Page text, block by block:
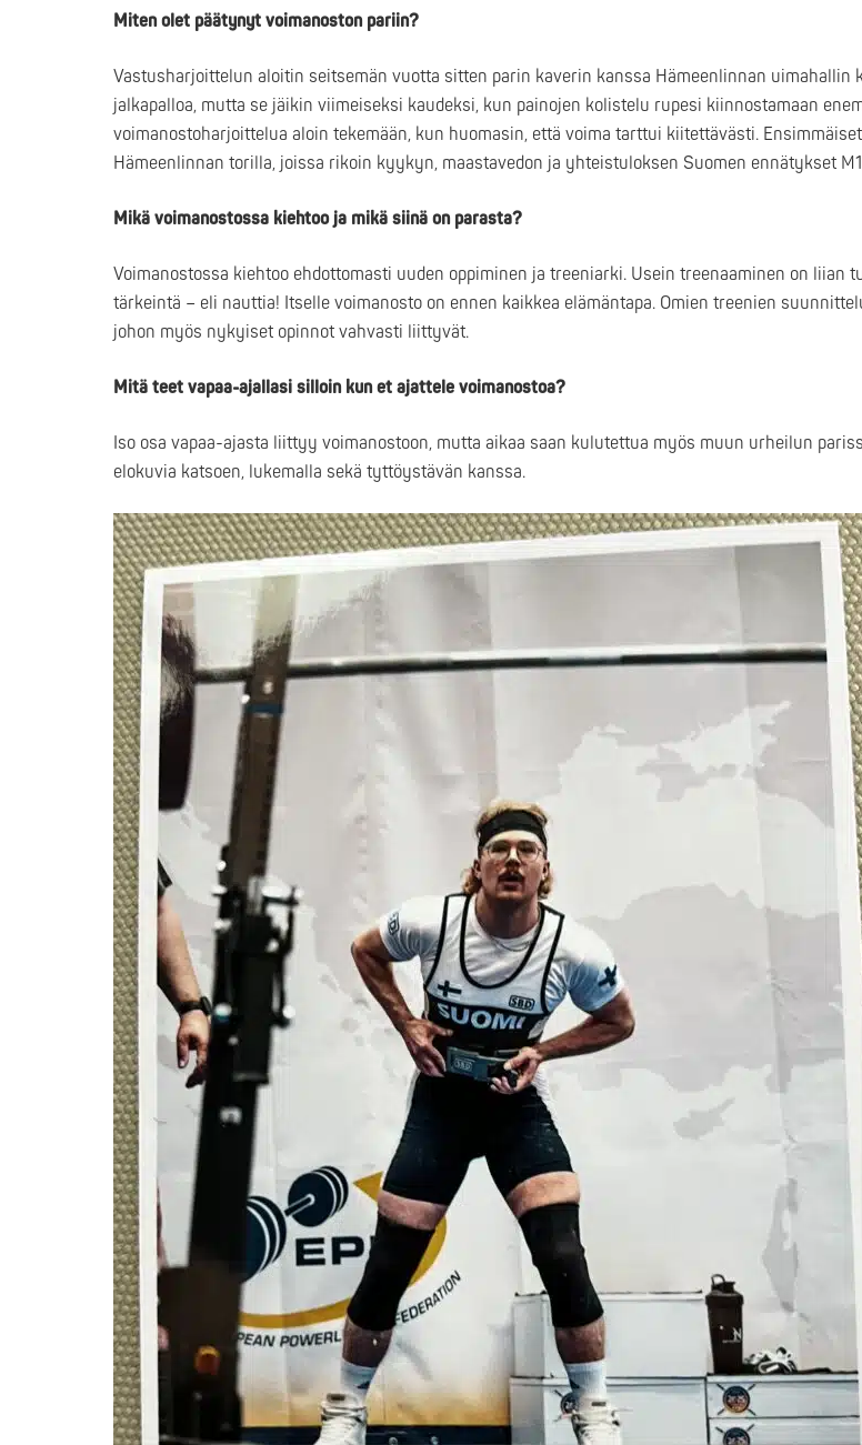
Miten olet päätynyt voimanoston pariin?
Vastusharjoittelun aloitin seitsemän vuotta sitten parin kaverin kanssa Hämeenlinnan uimahallin
jalkapalloa, mutta se jäikin viimeiseksi kaudeksi, kun painojen kolistelu rupesi kiinnostamaan
voimanostoharjoittelua aloin tekemään, kun huomasin, että voima tarttui kiitettävästi.
Hämeenlinnan torilla, joissa rikoin kyykyn, maastavedon ja yhteistuloksen Suomen ennätykset
Mikä voimanostossa kiehtoo ja mikä siinä on parasta?
Voimanostossa kiehtoo ehdottomasti uuden oppiminen ja treeniarki. Usein treenaaminen on liian
tärkeintä – eli nauttia! Itselle voimanosto on ennen kaikkea elämäntapa. Omien treenien
johon myös nykyiset opinnot vahvasti liittyvät.
Mitä teet vapaa-ajallasi silloin kun et ajattele voimanostoa?
Iso osa vapaa-ajasta liittyy voimanostoon, mutta aikaa saan kulutettua myös muun urheilun
elokuvia katsoen, lukemalla sekä tyttöystävän kanssa.